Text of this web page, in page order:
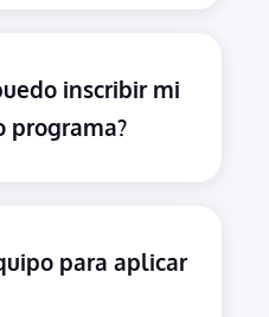
inscribir mi
programa?
para aplicar